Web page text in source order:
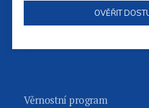
Věrnostní program